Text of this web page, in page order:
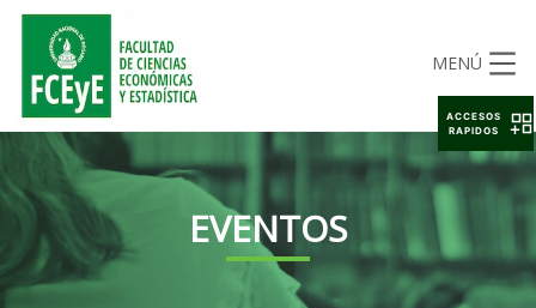
MENÚ
EVENTOS
ACCESOS
RAPIDOS